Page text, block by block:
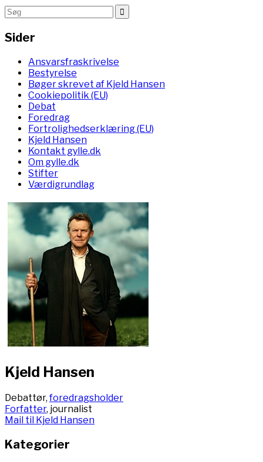
Sider
Ansvarsfraskrivelse
Bestyrelse
Bøger skrevet af Kjeld Hansen
Cookiepolitik (EU)
Debat
Foredrag
Fortrolighedserklæring (EU)
Kjeld Hansen
Kontakt gylle.dk
Om gylle.dk
Stifter
Værdigrundlag
Kjeld Hansen
Debattør,foredragsholder
Forfatter, journalist
Mail til Kjeld Hansen
Kategorier